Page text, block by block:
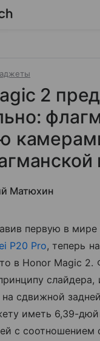
2
Матюхин
первую в
P20 Pro, теперь
в Honor Magic 2.
слайдера,
сдвижной
иметь 6,39-
с соотношением